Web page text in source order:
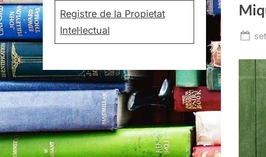
Registre de la Propietat
Intel·lectual